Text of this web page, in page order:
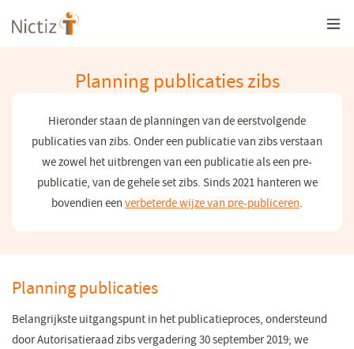
Overslaan
en
Planning publicaties zibs
Hieronder staan de planningen van de eerstvolgende
publicaties van zibs. Onder een publicatie van zibs verstaan
we zowel het uitbrengen van een publicatie als een pre-
publicatie, van de gehele set zibs. Sinds 2021 hanteren we
bovendien een verbeterde wijze van pre-publiceren.
Planning publicaties
Belangrijkste uitgangspunt in het publicatieproces, ondersteund
door Autorisatieraad zibs vergadering 30 september 2019; we